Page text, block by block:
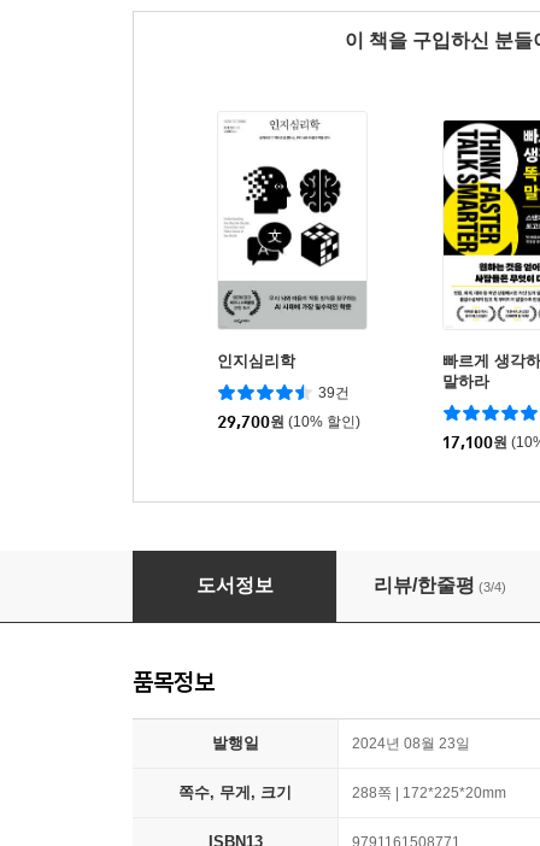
이 책을 구입하신 분
인지심리학
39건
29,700원 (10% 할인)
빠르게 생각
말하라
17,100원
딱 30일 만에 베트남어 완성하기
도서정보 리뷰/한줄평 (3/4)
품목정보
발행일 2024년 08월 23일
쪽수, 무게, 크기 288쪽 | 172*225*20mm
ISBN13 9791161508771